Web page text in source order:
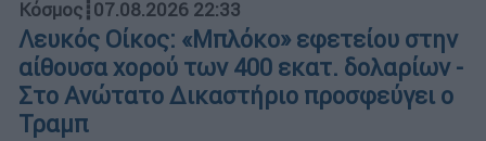
Κόσμος┋07.08.2026 22:33
Λευκός Οίκος: «Μπλόκο» εφετείου στην
αίθουσα χορού των 400 εκατ. δολαρίων -
Στο Ανώτατο Δικαστήριο προσφεύγει ο
Τραμπ